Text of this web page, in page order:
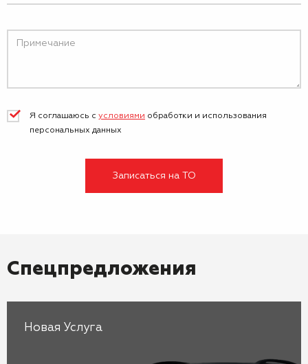
Я соглашаюсь с условиями обработки и использования
персональных данных
Записаться на ТО
Спецпредложения
Новая Услуга